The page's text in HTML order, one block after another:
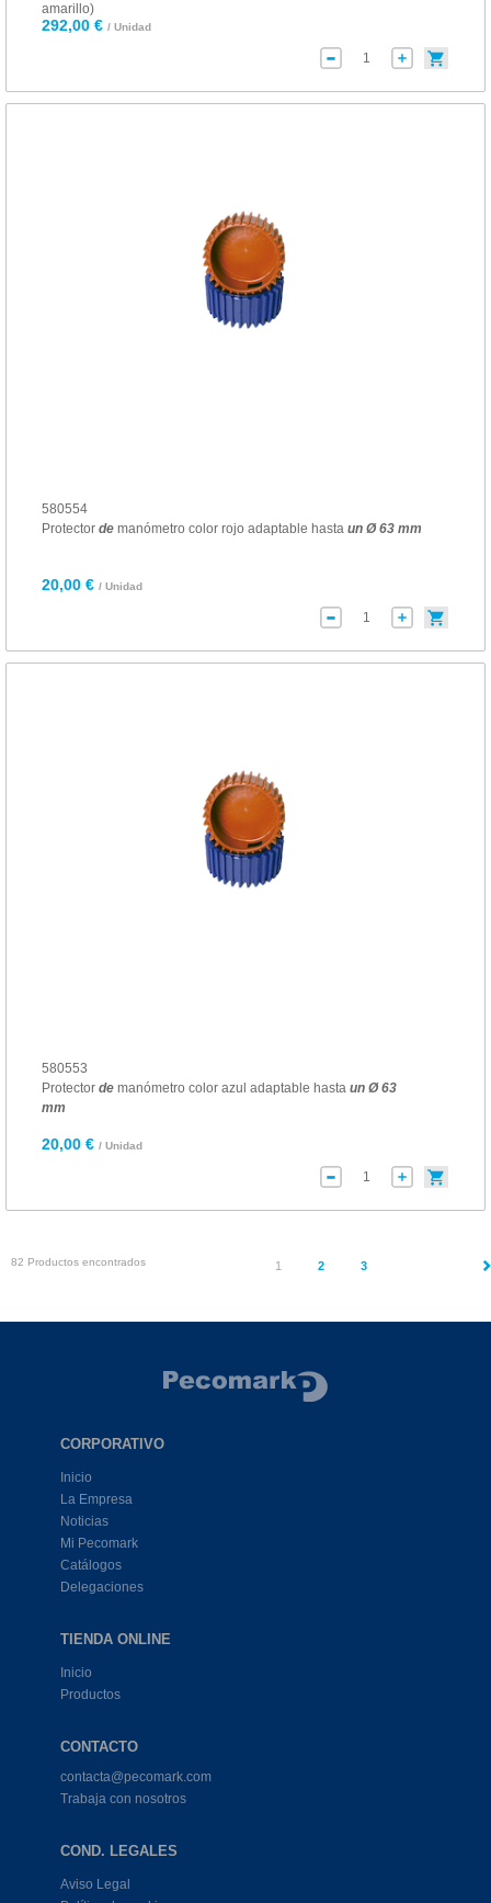
amarillo)
292,00 € / Unidad
580554
Protector demanómetro color rojo adaptable hasta un Ø 63 mm
20,00 € / Unidad
580553
Protector demanómetro color azul adaptable hasta un Ø 63
mm
20,00 € / Unidad
82 Productos encontrados 1 (current)
2 3
CORPORATIVO
Inicio
La Empresa
Noticias
Mi Pecomark
Catálogos
Delegaciones
TIENDA ONLINE
Inicio
Productos
CONTACTO
contacta@pecomark.com
Trabaja con nosotros
COND. LEGALES
Aviso Legal